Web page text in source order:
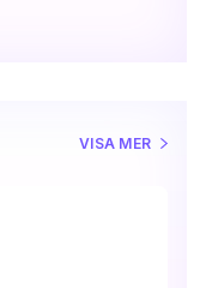
VISA MER